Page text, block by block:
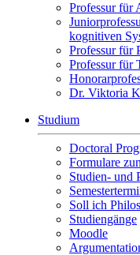
Professur für
kognitiven
Professur für
Professur für
Dr. Viktoria
Studium
Doctoral
Formulare
Studien- und
Soll ich
Studiengänge
Moodle